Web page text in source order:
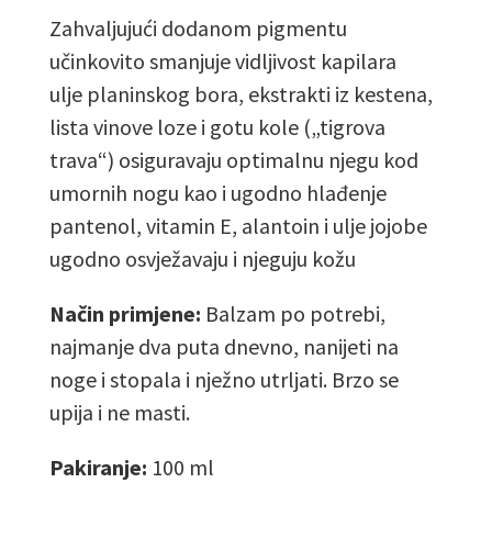
Zahvaljujući dodanom pigmentu
učinkovito smanjuje vidljivost kapilara
ulje planinskog bora, ekstrakti iz kestena,
lista vinove loze i gotu kole („tigrova
trava“) osiguravaju optimalnu njegu kod
umornih nogu kao i ugodno hlađenje
pantenol, vitamin E, alantoin i ulje jojobe
ugodno osvježavaju i njeguju kožu
Način primjene: Balzam po potrebi,
najmanje dva puta dnevno, nanijeti na
noge i stopala i nježno utrljati. Brzo se
upija i ne masti.
Pakiranje: 100 ml